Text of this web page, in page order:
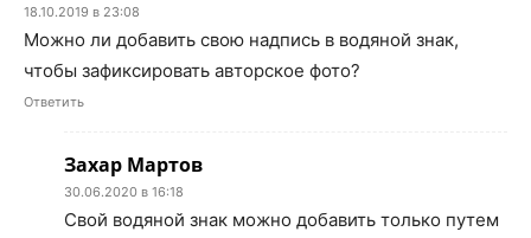
18.10.2019 в 23:08
Можно ли добавить свою надпись в водяной знак,
чтобы зафиксировать авторское фото?
Ответить
Захар Мартов
30.06.2020 в 16:18
Свой водяной знак можно добавить только путем